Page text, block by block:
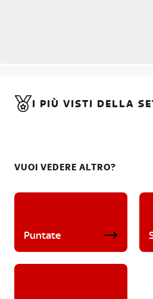
I PIÙ VISTI DELLA
VUOI VEDERE ALTRO?
Puntate